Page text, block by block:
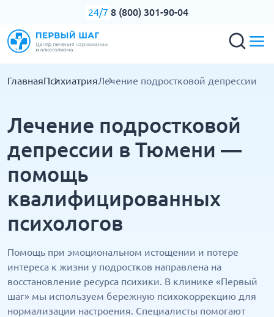
24/7 8 (800) 301-90-04
ГлавнаяПсихиатрияЛечение подростковой депрессии
Лечение подростковой
депрессии в Тюмени —
помощь
квалифицированных
психологов
Помощь при эмоциональном истощении и потере
интереса к жизни у подростков направлена на
восстановление ресурса психики. В клинике «Первый
шаг» мы используем бережную психокоррекцию для
нормализации настроения. Специалисты помогают